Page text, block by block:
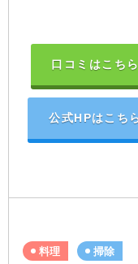
口コミはこちら
公式HPはこち
料理 掃除